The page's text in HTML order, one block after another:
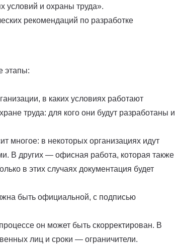
условий и охраны труда».
рекомендаций по разработке
этапы:
в каких условиях работают
труда: для кого они будут разработаны и
многое: в некоторых организациях идут
В других — офисная работа, которая также
в этих случаях документация будет
быть официальной, с подписью
он может быть скорректирован. В
лиц и сроки — ограничители.